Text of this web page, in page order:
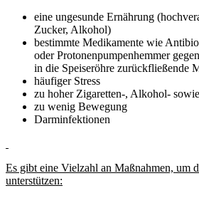
eine ungesunde Ernährung
Zucker, Alkohol)
bestimmte Medikamente wie
oder Protonenpumpenhemmer
in die Speiseröhre zurückfließende
häufiger Stress
zu hoher Zigaretten-, Alkohol-
zu wenig Bewegung
Darminfektionen
Es gibt eine Vielzahl an Maßnahmen, um
unterstützen: